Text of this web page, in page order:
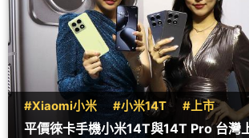
#Xiaomi小米 #小米14T #上市
平價徠卡手機小米14T與14T Pro 台灣